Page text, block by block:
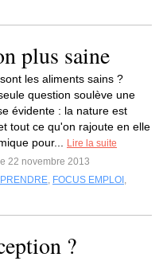
plus saine
les aliments sains ?
question soulève une
évidente : la nature est
tout ce qu'on rajoute en elle
pour...
Lire la suite
22 novembre 2013
, FOCUS EMPLOI ,
?